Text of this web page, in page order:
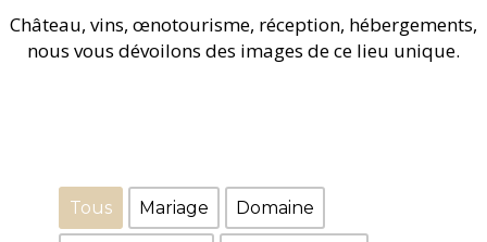
Château, vins, œnotourisme, réception, hébergements,
nous vous dévoilons des images de ce lieu unique.
Tous Mariage Domaine